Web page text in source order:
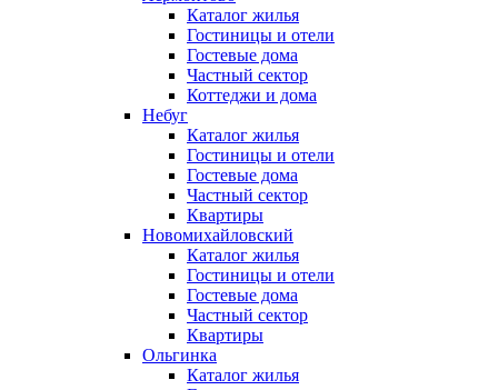
Каталог жилья
Гостиницы и отели
Гостевые дома
Частный сектор
Коттеджи и дома
Небуг
Каталог жилья
Гостиницы и отели
Гостевые дома
Частный сектор
Квартиры
Новомихайловский
Каталог жилья
Гостиницы и отели
Гостевые дома
Частный сектор
Квартиры
Ольгинка
Каталог жилья